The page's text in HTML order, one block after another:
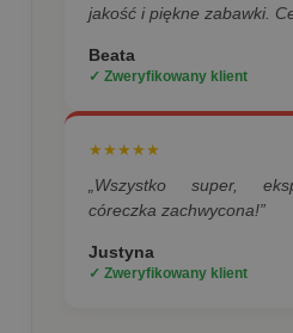
jakość i piękne zabawki.
Beata
✓ Zweryfikowany klient
★★★★★
„Wszystko super,
córeczka zachwycona!”
Justyna
✓ Zweryfikowany klient